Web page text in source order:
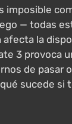
imposible
— todas
la
3 provoca
de pasar
sucede si